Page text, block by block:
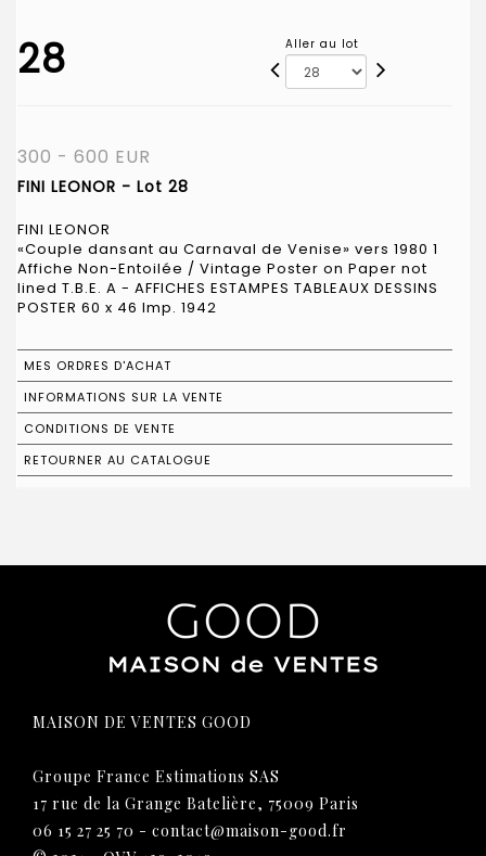
28 Aller au lot
300 - 600 EUR
FINI LEONOR - Lot 28
FINI LEONOR
«Couple dansant au Carnaval de Venise» vers 1980 1
Affiche Non-Entoilée / Vintage Poster on Paper not
lined T.B.E. A - AFFICHES ESTAMPES TABLEAUX DESSINS
POSTER 60 x 46 Imp. 1942
MES ORDRES D'ACHAT
INFORMATIONS SUR LA VENTE
CONDITIONS DE VENTE
RETOURNER AU CATALOGUE
MAISON DE VENTES GOOD
Groupe France Estimations SAS
17 rue de la Grange Batelière, 75009 Paris
06 15 27 25 70 - contact@maison-good.fr